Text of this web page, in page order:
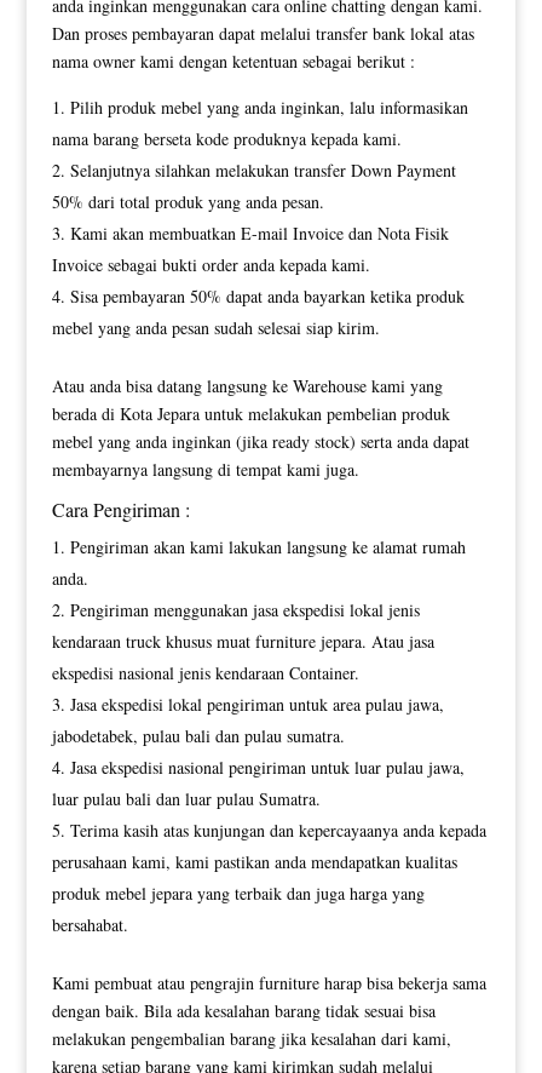
anda inginkan menggunakan cara online chatting dengan kami.
Dan proses pembayaran dapat melalui transfer bank lokal atas
nama owner kami dengan ketentuan sebagai berikut :
Pilih produk mebel yang anda inginkan, lalu informasikan
nama barang berseta kode produknya kepada kami.
Selanjutnya silahkan melakukan transfer Down Payment
50% dari total produk yang anda pesan.
Kami akan membuatkan E-mail Invoice dan Nota Fisik
Invoice sebagai bukti order anda kepada kami.
Sisa pembayaran 50% dapat anda bayarkan ketika produk
mebel yang anda pesan sudah selesai siap kirim.
Atau anda bisa datang langsung ke Warehouse kami yang
berada di Kota Jepara untuk melakukan pembelian produk
mebel yang anda inginkan (jika ready stock) serta anda dapat
membayarnya langsung di tempat kami juga.
Cara Pengiriman :
Pengiriman akan kami lakukan langsung ke alamat rumah
anda.
Pengiriman menggunakan jasa ekspedisi lokal jenis
kendaraan truck khusus muat furniture jepara. Atau jasa
ekspedisi nasional jenis kendaraan Container.
Jasa ekspedisi lokal pengiriman untuk area pulau jawa,
jabodetabek, pulau bali dan pulau sumatra.
Jasa ekspedisi nasional pengiriman untuk luar pulau jawa,
luar pulau bali dan luar pulau Sumatra.
Terima kasih atas kunjungan dan kepercayaanya anda kepada
perusahaan kami, kami pastikan anda mendapatkan kualitas
produk mebel jepara yang terbaik dan juga harga yang
bersahabat.
Kami pembuat atau pengrajin furniture harap bisa bekerja sama
dengan baik. Bila ada kesalahan barang tidak sesuai bisa
melakukan pengembalian barang jika kesalahan dari kami,
karena setiap barang yang kami kirimkan sudah melalui